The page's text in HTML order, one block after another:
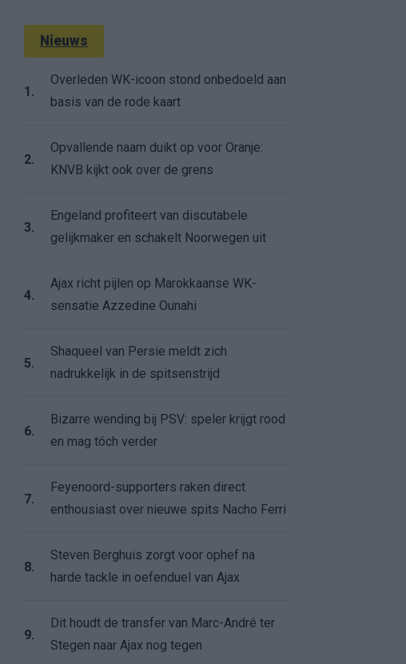
Nieuws
1.
Overleden WK-icoon stond onbedoeld aan
basis van de rode kaart
2.
Opvallende naam duikt op voor Oranje:
KNVB kijkt ook over de grens
3.
Engeland profiteert van discutabele
gelijkmaker en schakelt Noorwegen uit
4.
Ajax richt pijlen op Marokkaanse WK-
sensatie Azzedine Ounahi
5.
Shaqueel van Persie meldt zich
nadrukkelijk in de spitsenstrijd
6.
Bizarre wending bij PSV: speler krijgt rood
en mag tóch verder
7.
Feyenoord-supporters raken direct
enthousiast over nieuwe spits Nacho Ferri
8.
Steven Berghuis zorgt voor ophef na
harde tackle in oefenduel van Ajax
9.
Dit houdt de transfer van Marc-André ter
Stegen naar Ajax nog tegen